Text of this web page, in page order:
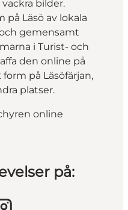
bilder.
på Läsö av lokala
gemensamt
i Turist- och
den online på
på Läsöfärjan,
platser.
online
på: